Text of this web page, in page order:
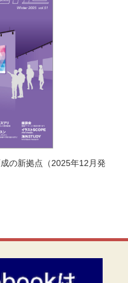
の新拠点（2025年12月発